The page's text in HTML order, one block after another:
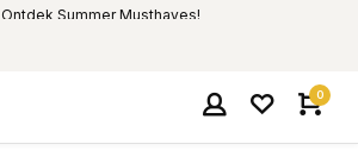
Ontdek Summer Musthaves!
0